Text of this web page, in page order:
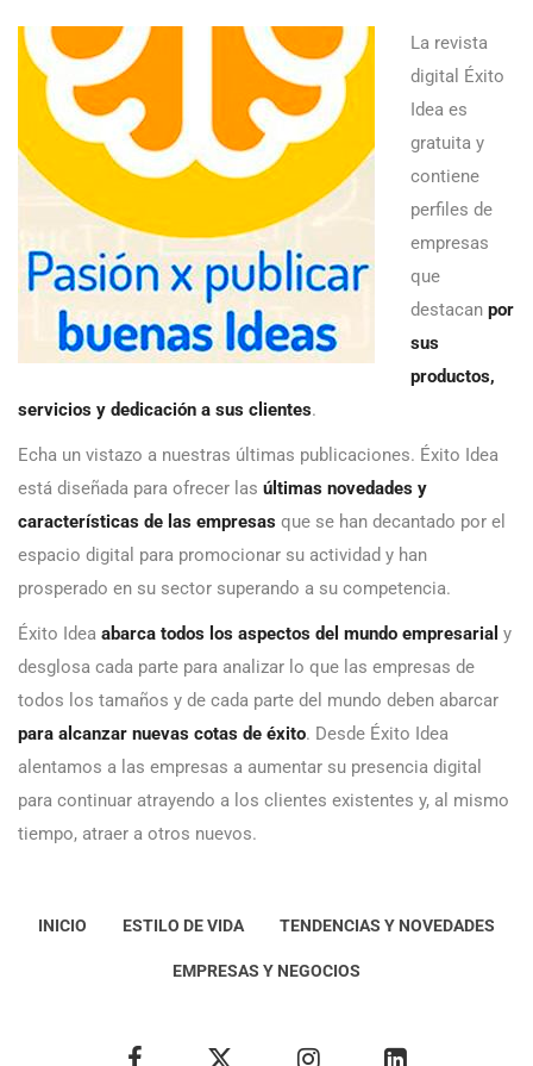
La revista
digital Éxito
Idea es
gratuita y
contiene
perfiles de
empresas
que
destacan por
sus
productos,
servicios y dedicación a sus clientes.
Echa un vistazo a nuestras últimas publicaciones. Éxito Idea
está diseñada para ofrecer las últimas novedades y
características de las empresas que se han decantado por el
espacio digital para promocionar su actividad y han
prosperado en su sector superando a su competencia.
Éxito Idea abarca todos los aspectos del mundo empresarial y
desglosa cada parte para analizar lo que las empresas de
todos los tamaños y de cada parte del mundo deben abarcar
para alcanzar nuevas cotas de éxito. Desde Éxito Idea
alentamos a las empresas a aumentar su presencia digital
para continuar atrayendo a los clientes existentes y, al mismo
tiempo, atraer a otros nuevos.
INICIO ESTILO DE VIDA TENDENCIAS Y NOVEDADES
EMPRESAS Y NEGOCIOS